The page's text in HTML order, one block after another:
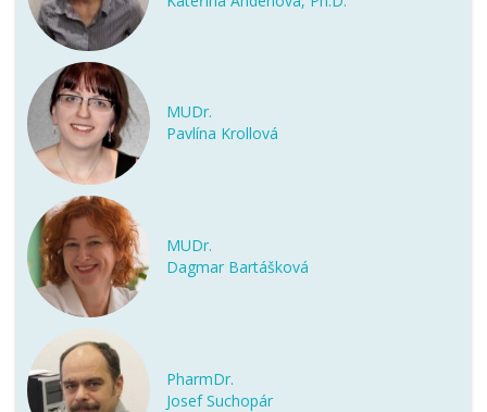
MUDr.
Pavlína Krollová
MUDr.
Dagmar Bartášková
PharmDr.
Josef Suchopár